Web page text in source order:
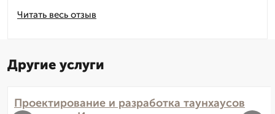
Читать весь отзыв
Другие услуги
Проектирование и разработка таунхаусов